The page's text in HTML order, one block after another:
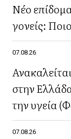
Νέο
γονείς:
07.08.26
στην
την υγεία
07.08.26